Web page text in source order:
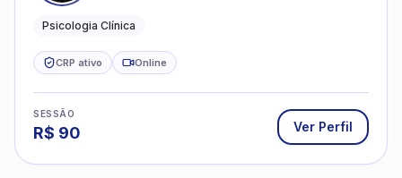
Psicologia Clínica
CRP ativo Online
SESSÃO
R$ 90 Ver Perfil